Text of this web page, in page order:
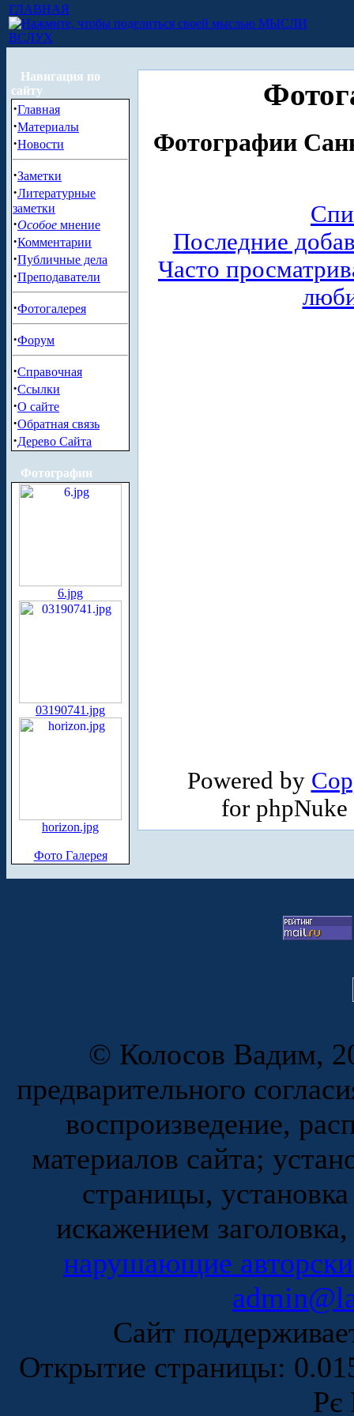
ГЛАВНАЯ
МЫСЛИ
ВСЛУХ
Навигация по
сайту
·Главная
·Материалы
·Новости
·Заметки
·Литературные
заметки
·Особое мнение
·Комментарии
·Публичные дела
·Преподаватели
·Фотогалерея
·Форум
·Справочная
·Ссылки
·О сайте
·Обратная связь
·Дерево Сайта
Фотографии
6.jpg
03190741.jpg
horizon.jpg
Фото Галерея
Фотографии
Последние
Часто
Powered by
for
© Колосов Вадим,
предварительного
воспроизведение,
материалов сайта;
страницы,
искажением
нарушающие
Сайт
Открытие страницы:
Рє